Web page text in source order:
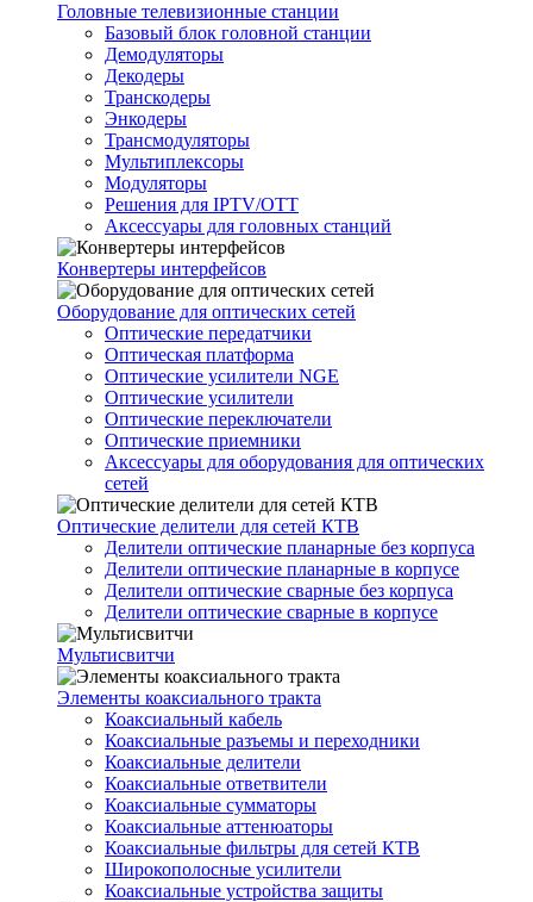
Головные телевизионные станции
Базовый блок головной станции
Демодуляторы
Декодеры
Транскодеры
Энкодеры
Трансмодуляторы
Мультиплексоры
Модуляторы
Решения для IPTV/OTT
Аксессуары для головных станций
Конвертеры интерфейсов
Оборудование для оптических сетей
Оптические передатчики
Оптическая платформа
Оптические усилители NGE
Оптические усилители
Оптические переключатели
Оптические приемники
Аксессуары для оборудования для оптических
сетей
Оптические делители для сетей КТВ
Делители оптические планарные без корпуса
Делители оптические планарные в корпусе
Делители оптические сварные без корпуса
Делители оптические сварные в корпусе
Мультисвитчи
Элементы коаксиального тракта
Коаксиальный кабель
Коаксиальные разъемы и переходники
Коаксиальные делители
Коаксиальные ответвители
Коаксиальные сумматоры
Коаксиальные аттенюаторы
Коаксиальные фильтры для сетей КТВ
Широкополосные усилители
Коаксиальные устройства защиты